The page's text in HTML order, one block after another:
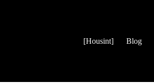
[Housint] Blog